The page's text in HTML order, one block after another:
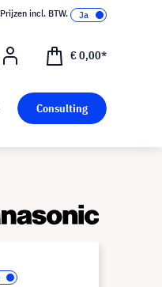
Prijzen incl. BTW.
€ 0,00*
Consulting